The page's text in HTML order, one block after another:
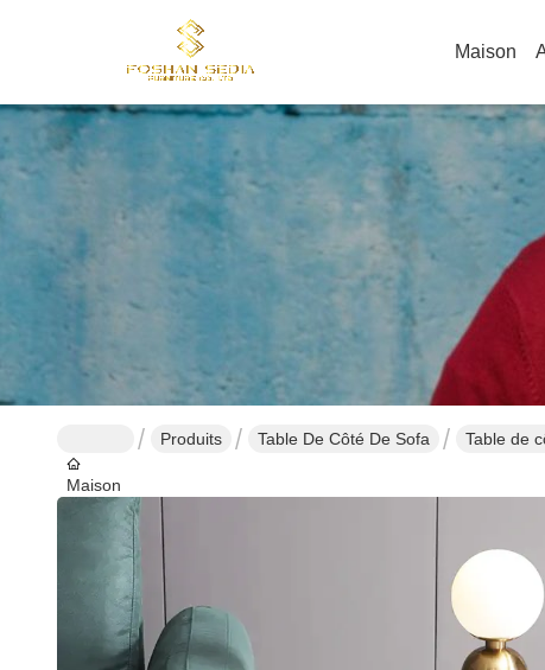
Maison
Maison
Produits Table De Côté De Sofa Table de